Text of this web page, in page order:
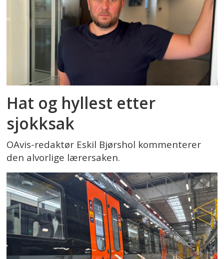
Hat og hyllest etter
sjokksak
OAvis-redaktør Eskil Bjørshol kommenterer
den alvorlige lærersaken.